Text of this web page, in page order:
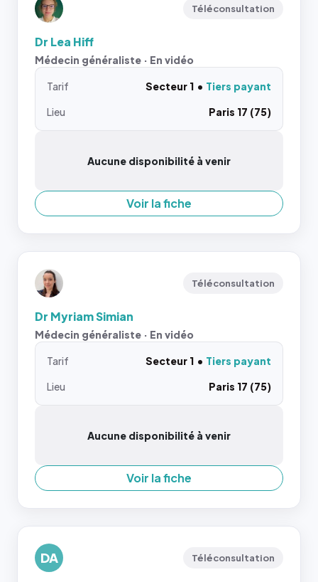
Téléconsultation
Dr Lea Hiff
Médecin généraliste · En vidéo
Tarif Secteur 1
Tiers payant
Lieu
Paris 17 (75)
Aucune disponibilité à venir
Voir la fiche
Téléconsultation
Dr Myriam Simian
Médecin généraliste · En vidéo
Tarif Secteur 1
Tiers payant
Lieu
Paris 17 (75)
Aucune disponibilité à venir
Voir la fiche
DA Téléconsultation